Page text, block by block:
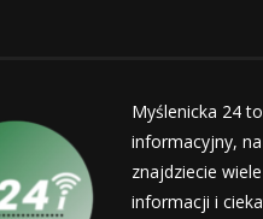
Myślenicka 24
informacyjny,
znajdziecie
informacji i